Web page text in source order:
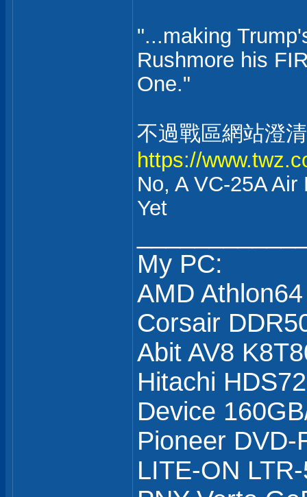
"...making
Rushmore his
One."
不過戰區網站澄
https://
No, A VC-25A
Yet
My PC:
AMD
Corsair
Abit AV8
Hitachi
Device
Pioneer DVD-
LITE-ON